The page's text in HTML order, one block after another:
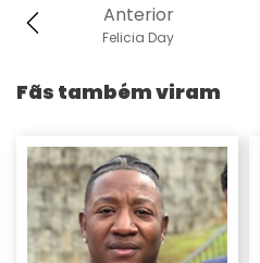
Anterior
Felicia Day
Fãs também viram